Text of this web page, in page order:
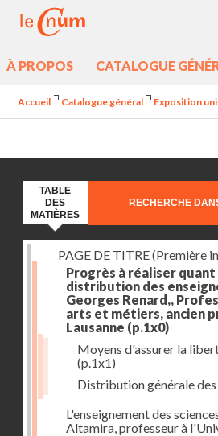
À PROPOS CATALOGUE
Accueil Catalogue général Exposition
TABLE
DES
MATIÈRES
RECHERCHE
PAGE DE TITRE (Première
Progrès à réaliser
distribution des
Georges Renard,,
arts et métiers, ancien
Lausanne (p.1x0)
Moyens d'assurer la
(p.1x1)
Distribution générale
L'enseignement des
Altamira, professeur à